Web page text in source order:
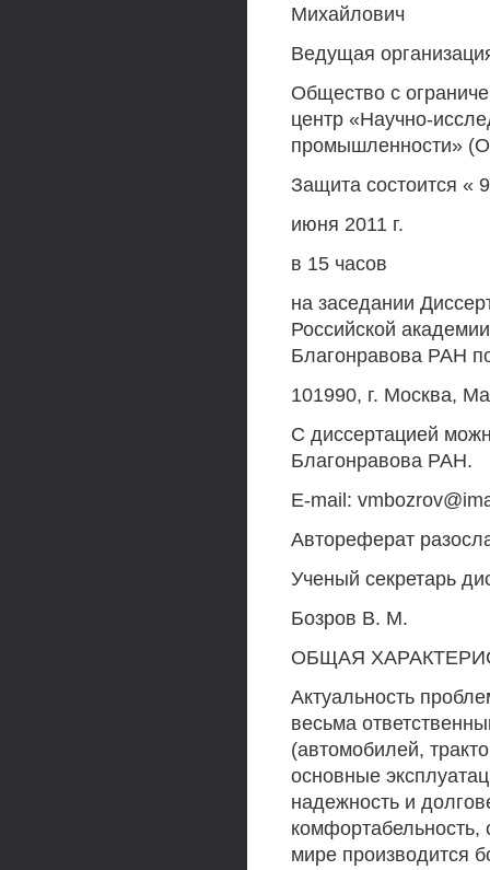
Михайлович
Ведущая
Общество с
центр «Научно-
промышленности»
Защита состоится « 9
июня 2011 г.
в 15 часов
на заседании
Российской
Благонравова РАН
101990, г. Москва,
С диссертацией
Благонравова РАН.
E-mail:
Автореферат
Ученый секретарь
Бозров В. М.
ОБЩАЯ
Актуальность
весьма
(автомобилей,
основные
надежность и
комфортабельность,
мире производится